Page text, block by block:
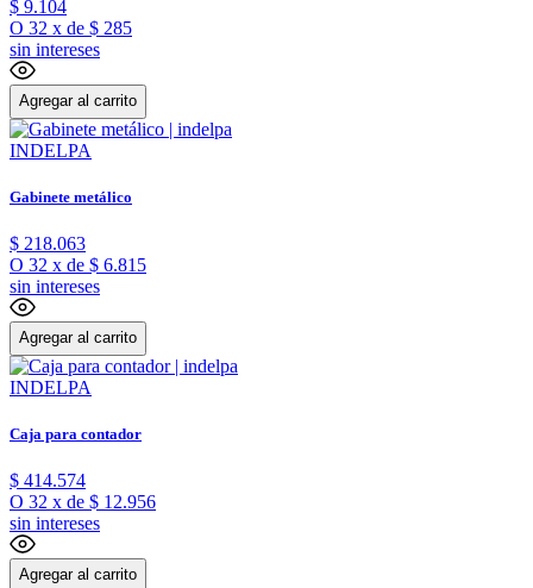
$ 9.104
O 32 x de $ 285
sin intereses
Agregar al carrito
INDELPA
Gabinete metálico
$ 218.063
O 32 x de $ 6.815
sin intereses
Agregar al carrito
INDELPA
Caja para contador
$ 414.574
O 32 x de $ 12.956
sin intereses
Agregar al carrito